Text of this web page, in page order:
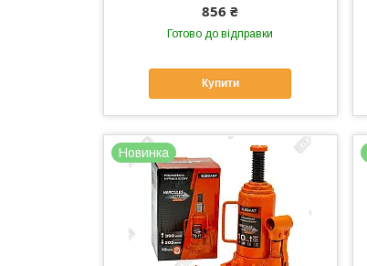
856 ₴
Готово до відправки
Купити
Новинка